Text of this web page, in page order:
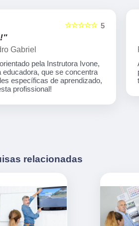
5
☆☆☆☆☆
1000 em todos os processos
Desde o início até o final tive
recomendo!